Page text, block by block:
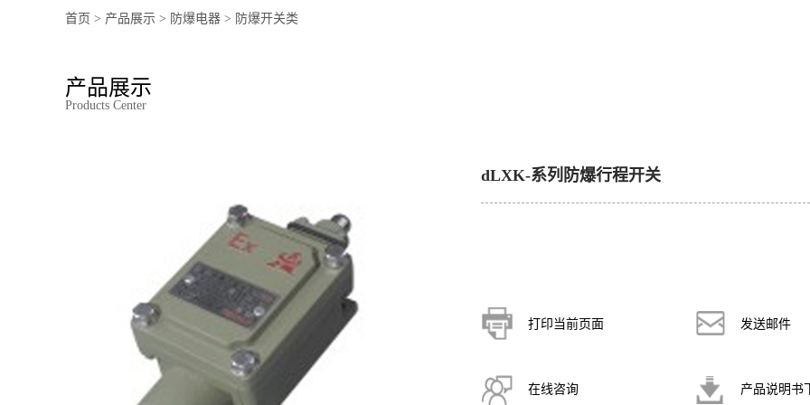
产品展示
Products Center
首页 > 产品展示 > 防爆电器 > 防爆开关类
dLXK-系列防爆行程开关
打印当前页面 发送邮件
在线咨询 产品说明书